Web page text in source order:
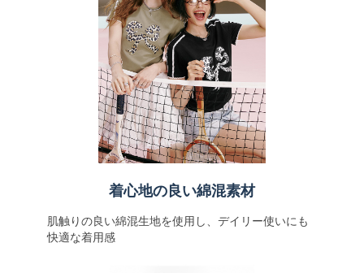
着心地の良い綿混素材
肌触りの良い綿混生地を使用し、デイリー使いにも
快適な着用感